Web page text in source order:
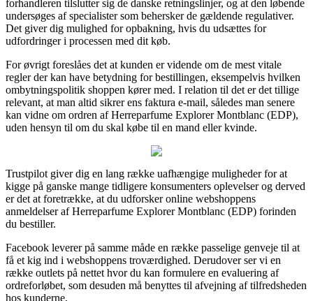
forhandleren tilslutter sig de danske retningslinjer, og at den løbende
undersøges af specialister som behersker de gældende regulativer.
Det giver dig mulighed for opbakning, hvis du udsættes for
udfordringer i processen med dit køb.
For øvrigt foreslåes det at kunden er vidende om de mest vitale
regler der kan have betydning for bestillingen, eksempelvis hvilken
ombytningspolitik shoppen kører med. I relation til det er det tillige
relevant, at man altid sikrer ens faktura e-mail, således man senere
kan vidne om ordren af Herreparfume Explorer Montblanc (EDP),
uden hensyn til om du skal købe til en mand eller kvinde.
Trustpilot giver dig en lang række uafhængige muligheder for at
kigge på ganske mange tidligere konsumenters oplevelser og derved
er det at foretrække, at du udforsker online webshoppens
anmeldelser af Herreparfume Explorer Montblanc (EDP) forinden
du bestiller.
Facebook leverer på samme måde en række passelige genveje til at
få et kig ind i webshoppens troværdighed. Derudover ser vi en
række outlets på nettet hvor du kan formulere en evaluering af
ordreforløbet, som desuden må benyttes til afvejning af tilfredsheden
hos kunderne.